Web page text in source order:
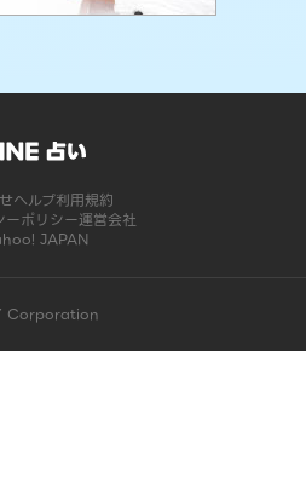
ヘルプ利用規約
ーポリシー運営会社
JAPAN
Corporation
しました | LINE占い